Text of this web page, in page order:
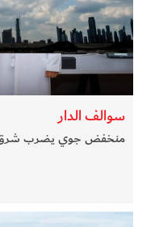
سوالف الدار
منخفض جوي يضرب شرق